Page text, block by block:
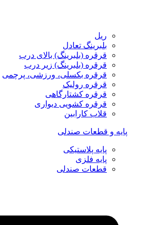
ریل
بلبرینگ تعادل
قرقره (بلبرینگ) بالای درب
قرقره (بلبرینگ) زیر درب
قرقره بکسلی، ورزشی، پرچمی
قرقره رولیک
قرقره کشتارگاهی
قرقره کشویی دیواری
قلاب کارابین
پایه و قطعات صندلی
پایه پلاستیکی
پایه فلزی
قطعات صندلی